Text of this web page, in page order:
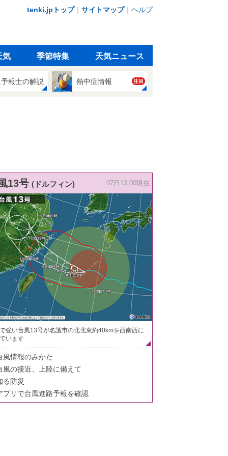
tenki.jpトップ｜ サイトマップ｜ ヘルプ
気 季節特集 天気ニュース
報士の解説 熱中症情報 注目
13号 (ドルフィン) 07日13:00現在
強い台風13号が名護市の北北東約40kmを西南西に
います
風情報のみかた
風の接近、上陸に備えて
る防災
プリで台風進路予報を確認